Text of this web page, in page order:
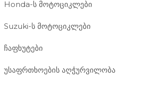
Honda-ს მოტოციკლები
Suzuki-ს მოტოციკლები
ჩაფხუტები
უსაფრთხოების აღჭურვილობა